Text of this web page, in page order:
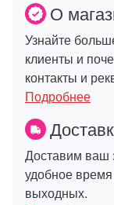
О
Узнайте
клиенты и
контакты и
Подробнее
Доставим ваш
удобное
выходных.